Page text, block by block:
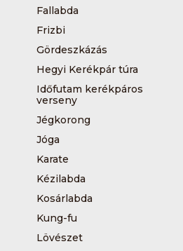
Fallabda
Frizbi
Gördeszkázás
Hegyi Kerékpár túra
Időfutam kerékpáros
verseny
Jégkorong
Jóga
Karate
Kézilabda
Kosárlabda
Kung-fu
Lövészet